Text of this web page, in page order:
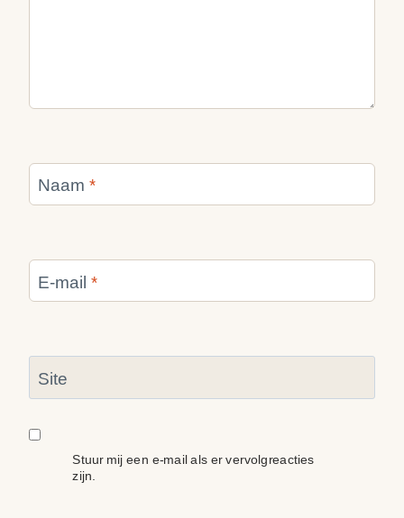
Naam *
E-mail *
Site
Stuur mij een e-mail als er vervolgreacties
zijn.